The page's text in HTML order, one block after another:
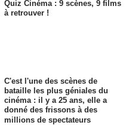
Quiz Cinéma : 9 scènes, 9 films
à retrouver !
C'est l'une des scènes de
bataille les plus géniales du
cinéma : il y a 25 ans, elle a
donné des frissons à des
millions de spectateurs